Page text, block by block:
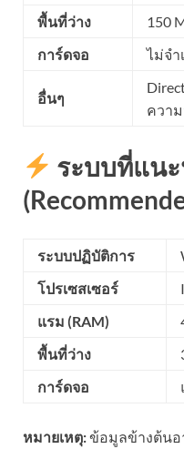
พื้นที่ว่าง
150
การ์ดจอ
ไม่จำ
อื่นๆ
ความ
ระบบที่แน
ระบบปฏิบัติการ
โปรเซสเซอร์
แรม (RAM)
พื้นที่ว่าง
การ์ดจอ
หมายเหตุ:ข้อมูลข้างต้นอ